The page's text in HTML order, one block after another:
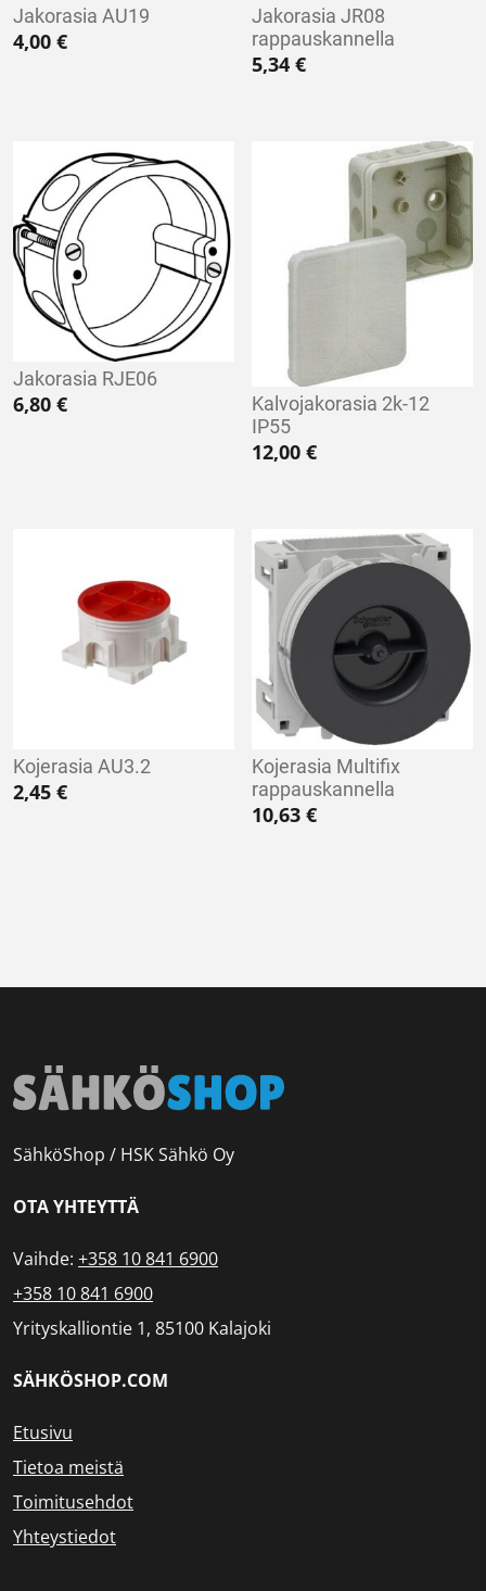
Jakorasia AU19
4,00 €
Jakorasia JR08
rappauskannella
5,34€
Jakorasia RJE06
6,80 €
Kalvojakorasia 2k-12
IP55
12,00€
Kojerasia AU3.2
2,45 €
Kojerasia Multifix
rappauskannella
10,63€
SähköShop / HSK Sähkö Oy
OTA YHTEYTTÄ
Vaihde: +358 10 841 6900
+358 10 841 6900
Yrityskalliontie 1, 85100 Kalajoki
SÄHKÖSHOP.COM
Etusivu
Tietoa meistä
Toimitusehdot
Yhteystiedot